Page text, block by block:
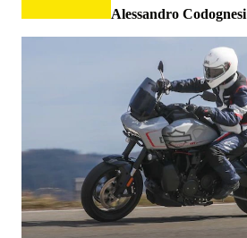
Alessandro Codognesi